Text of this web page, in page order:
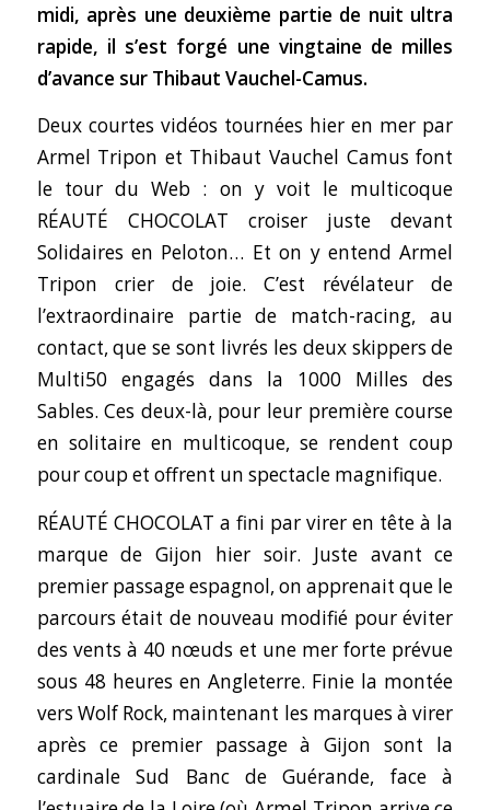
midi, après une deuxième partie de nuit ultra
rapide, il s’est forgé une vingtaine de milles
d’avance sur Thibaut Vauchel-Camus.
Deux courtes vidéos tournées hier en mer par
Armel Tripon et Thibaut Vauchel Camus font
le tour du Web : on y voit le multicoque
RÉAUTÉ CHOCOLAT croiser juste devant
Solidaires en Peloton… Et on y entend Armel
Tripon crier de joie. C’est révélateur de
l’extraordinaire partie de match-racing, au
contact, que se sont livrés les deux skippers de
Multi50 engagés dans la 1000 Milles des
Sables. Ces deux-là, pour leur première course
en solitaire en multicoque, se rendent coup
pour coup et offrent un spectacle magnifique.
RÉAUTÉ CHOCOLAT a fini par virer en tête à la
marque de Gijon hier soir. Juste avant ce
premier passage espagnol, on apprenait que le
parcours était de nouveau modifié pour éviter
des vents à 40 nœuds et une mer forte prévue
sous 48 heures en Angleterre. Finie la montée
vers Wolf Rock, maintenant les marques à virer
après ce premier passage à Gijon sont la
cardinale Sud Banc de Guérande, face à